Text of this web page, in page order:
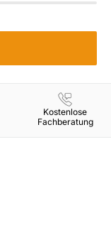
Kostenlose
Fachberatung